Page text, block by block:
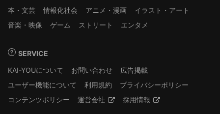
本・文芸
情報化社会 アニメ・漫画
イラスト・アート
音楽・映像
ゲーム ストリート エンタメ
SERVICE
KAI-YOUについて
お問い合わせ
広告掲載
ユーザー機能について
利用規約
プライバシーポリシー
コンテンツポリシー
運営会社 採用情報